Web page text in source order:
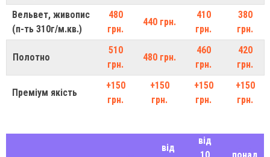
Вельвет, живопис
(п-ть 310г/м.кв.)
480
грн.
440 грн.
410
грн.
380
грн.
Полотно
510
грн.
480 грн.
460
грн.
420
грн.
Преміум якість
+150
грн.
+150
грн.
+150
грн.
+150
грн.
від
від
10
понад